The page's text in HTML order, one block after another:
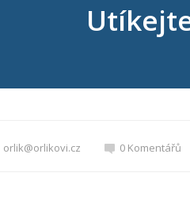
orlik@orlikovi.cz 0 Komentářů